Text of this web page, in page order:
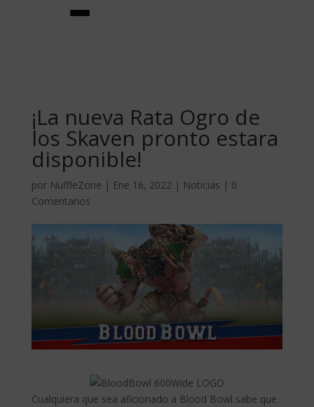
★creador de equipos★
equipos
★jugadores estrella★
habilidades
¡La nueva Rata Ogro de
los Skaven pronto estara
disponible!
por NuffleZone | Ene 16, 2022| Noticias | 0
Comentarios
Cualquiera que sea aficionado a Blood Bowl sabe que